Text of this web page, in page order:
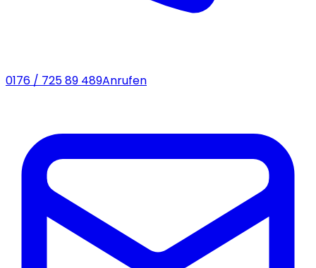
0176 / 725 89 489Anrufen